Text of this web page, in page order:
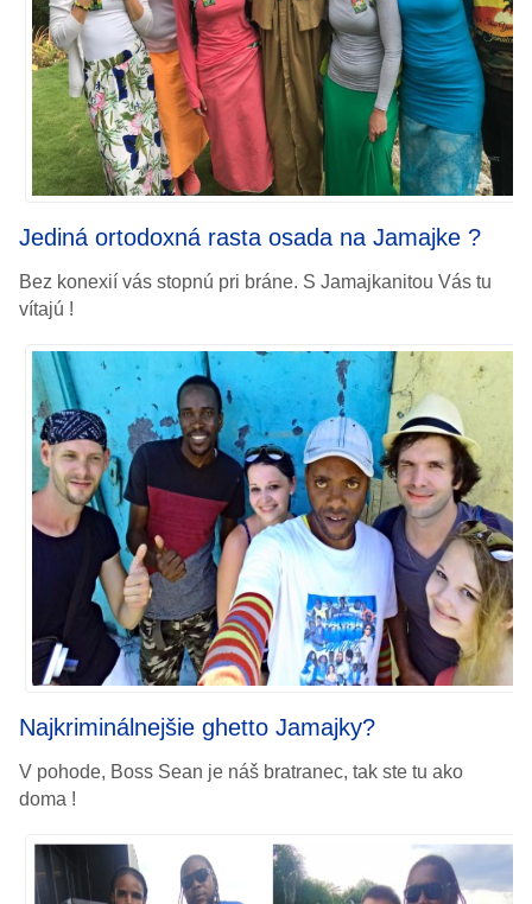
Jediná ortodoxná rasta osada na Jamajke ?
Bez konexií vás stopnú pri bráne. S Jamajkanitou Vás tu
vítajú !
Najkriminálnejšie ghetto Jamajky?
V pohode, Boss Sean je náš bratranec, tak ste tu ako
doma !